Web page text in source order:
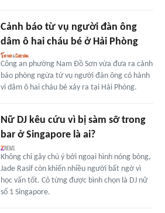
Cảnh báo từ vụ người đàn ông
dâm ô hai cháu bé ở Hải Phòng
Công an phường Nam Đồ Sơn vừa đưa ra cảnh
báo phòng ngừa từ vụ người đàn ông có hành
vi dâm ô hai cháu bé xảy ra tại Hải Phòng.
Nữ DJ kêu cứu vì bị sàm sỡ trong
bar ở Singapore là ai?
Không chỉ gây chú ý bởi ngoại hình nóng bỏng,
Jade Rasif còn khiến nhiều người bất ngờ vì
học vấn tốt. Cô từng được bình chọn là DJ nữ
số 1 Singapore.